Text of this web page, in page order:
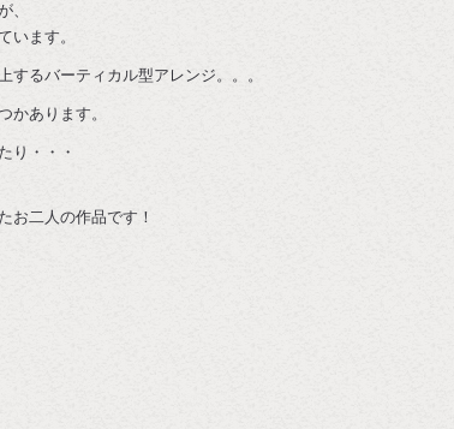
、
います。
るバーティカル型アレンジ。。。
かあります。
り・・・
お二人の作品です！